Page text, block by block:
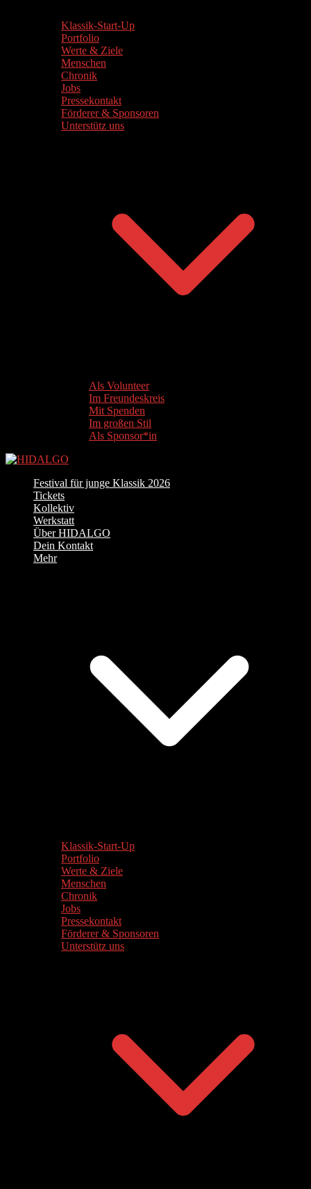
Klassik-Start-Up
Portfolio
Werte & Ziele
Menschen
Chronik
Jobs
Pressekontakt
Förderer & Sponsoren
Unterstütz uns
Als Volunteer
Im Freundeskreis
Mit Spenden
Im großen Stil
Als Sponsor*in
Festival für junge Klassik 2026
Tickets
Kollektiv
Werkstatt
Über HIDALGO
Dein Kontakt
Mehr
Klassik-Start-Up
Portfolio
Werte & Ziele
Menschen
Chronik
Jobs
Pressekontakt
Förderer & Sponsoren
Unterstütz uns